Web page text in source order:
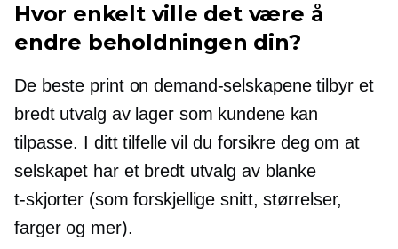
Hvor enkelt ville det være å
endre beholdningen din?
De beste print on demand-selskapene tilbyr et
bredt utvalg av lager som kundene kan
tilpasse. I ditt tilfelle vil du forsikre deg om at
selskapet har et bredt utvalg av blanke
t-skjorter (som forskjellige snitt, størrelser,
farger og mer).